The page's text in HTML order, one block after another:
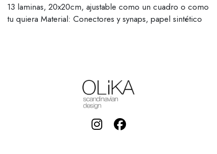
13 laminas, 20x20cm, ajustable como un cuadro o como
tu quiera Material: Conectores y synaps, papel sintético